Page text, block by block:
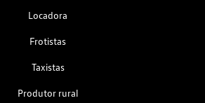
Locadora
Frotistas
Taxistas
Produtor rural